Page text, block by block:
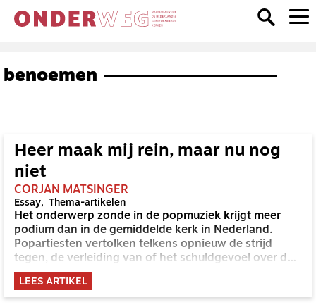
benoemen
Heer maak mij rein, maar nu nog
niet
CORJAN MATSINGER
Essay Thema-artikelen
Het onderwerp zonde in de popmuziek krijgt meer
podium dan in de gemiddelde kerk in Nederland.
Popartiesten vertolken telkens opnieuw de strijd
tegen, de verleiding van of het schuldgevoel over de
zonde.
LEES ARTIKEL